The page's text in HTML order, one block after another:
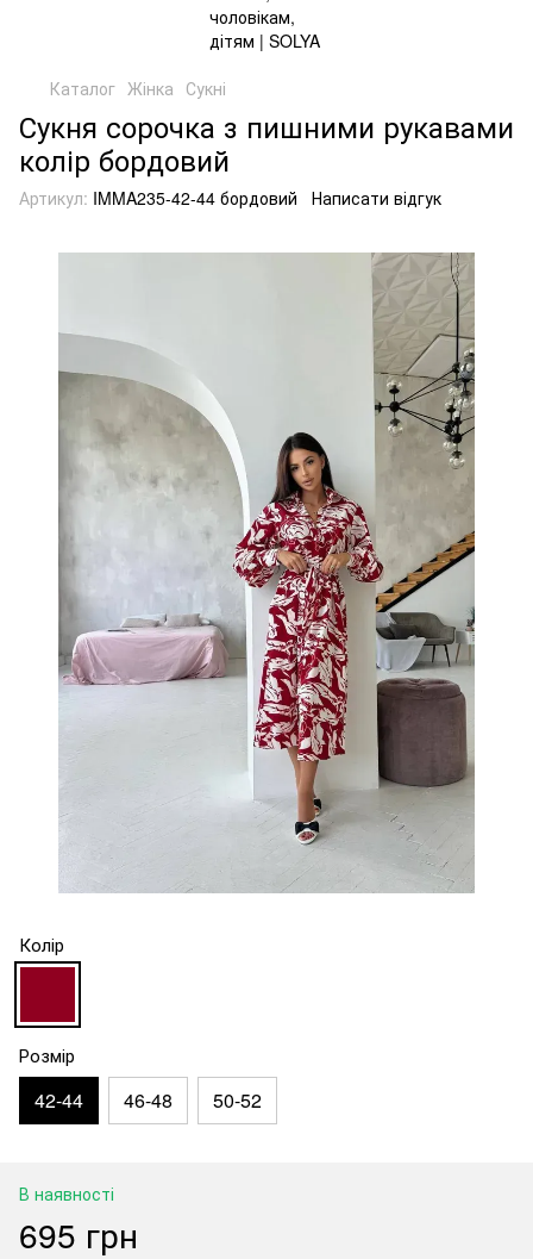
Каталог Жінка Сукні
Сукня сорочка з пишними рукавами
колір бордовий
Артикул: IMMA235-42-44 бордовий Написати відгук
Колір
Розмір
42-44 46-48 50-52
В наявності
695 грн